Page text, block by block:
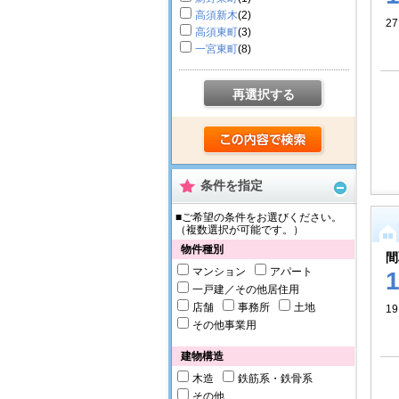
高須新木(2)
高須東町(3)
一宮東町(8)
再選択する
条件を指定
■ご希望の条件をお選びください。
（複数選択が可能です。）
物件種別
マンション
アパート
一戸建／その他居住用
店舗
事務所
土地
その他事業用
建物構造
木造
鉄筋系・鉄骨系
その他